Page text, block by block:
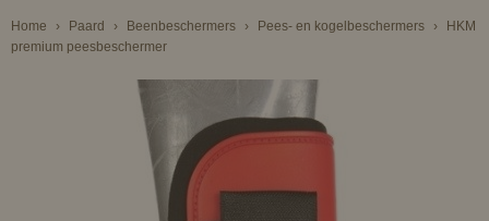
Home › Paard › Beenbeschermers › Pees- en kogelbeschermers ›
HKM
premium peesbeschermer